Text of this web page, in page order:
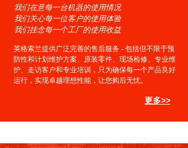
更多>>
英格索兰提供广泛完善的售后服务 - 包括但不限于预
防性和计划维护方案、原装零件、现场检修、专业维
护、走访客户和专业培训，只为确保每一个产品良好
运行，实现卓越理想性能，让您购后无忧。
我们在意每一台机器的使用情况
我们关心每一位客户的使用体验
我们挂念每一个工厂的使用收益